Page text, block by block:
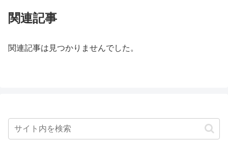
関連記事
関連記事は見つかりませんでした。